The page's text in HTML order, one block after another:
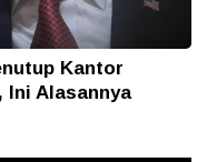
Kantor
Ini Alasannya